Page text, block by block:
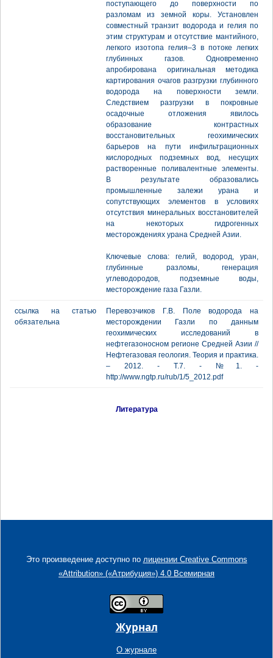
поступающего до поверхности по
разломам из земной коры. Установлен
совместный транзит водорода и гелия по
этим структурам и отсутствие мантийного,
легкого изотопа гелия–3 в потоке легких
глубинных газов. Одновременно
апробирована оригинальная методика
картирования очагов разгрузки глубинного
водорода на поверхности земли.
Следствием разгрузки в покровные
осадочные отложения явилось
образование контрастных
восстановительных геохимических
барьеров на пути инфильтрационных
кислородных подземных вод, несущих
растворенные поливалентные элементы.
В результате образовались
промышленные залежи урана и
сопутствующих элементов в условиях
отсутствия минеральных восстановителей
на некоторых гидрогенных
месторождениях урана Средней Азии.
Ключевые слова: гелий, водород, уран,
глубинные разломы, генерация
углеводородов, подземные воды,
месторождение газа Газли.
ссылка на статью
обязательна
Перевозчиков Г.В. Поле водорода на
месторождении Газли по данным
геохимических исследований в
нефтегазоносном регионе Средней Азии //
Нефтегазовая геология. Теория и практика.
– 2012. - Т.7. - №1. -
http://www.ngtp.ru/rub/1/5_2012.pdf
Литература
Это произведение доступно по лицензии Creative Commons
«Attribution» («Атрибуция») 4.0 Всемирная
Журнал
О журнале